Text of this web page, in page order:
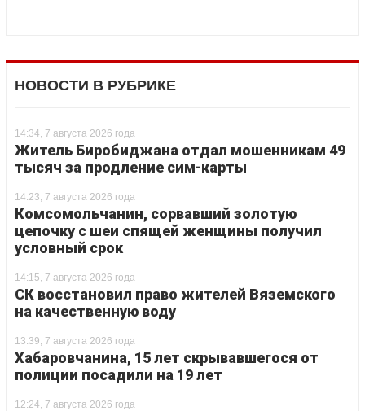
НОВОСТИ В РУБРИКЕ
14:34, 7 августа 2026 года
Житель Биробиджана отдал мошенникам 49
тысяч за продление сим-карты
14:23, 7 августа 2026 года
Комсомольчанин, сорвавший золотую
цепочку с шеи спящей женщины получил
условный срок
14:15, 7 августа 2026 года
СК восстановил право жителей Вяземского
на качественную воду
13:39, 7 августа 2026 года
Хабаровчанина, 15 лет скрывавшегося от
полиции посадили на 19 лет
12:24, 7 августа 2026 года